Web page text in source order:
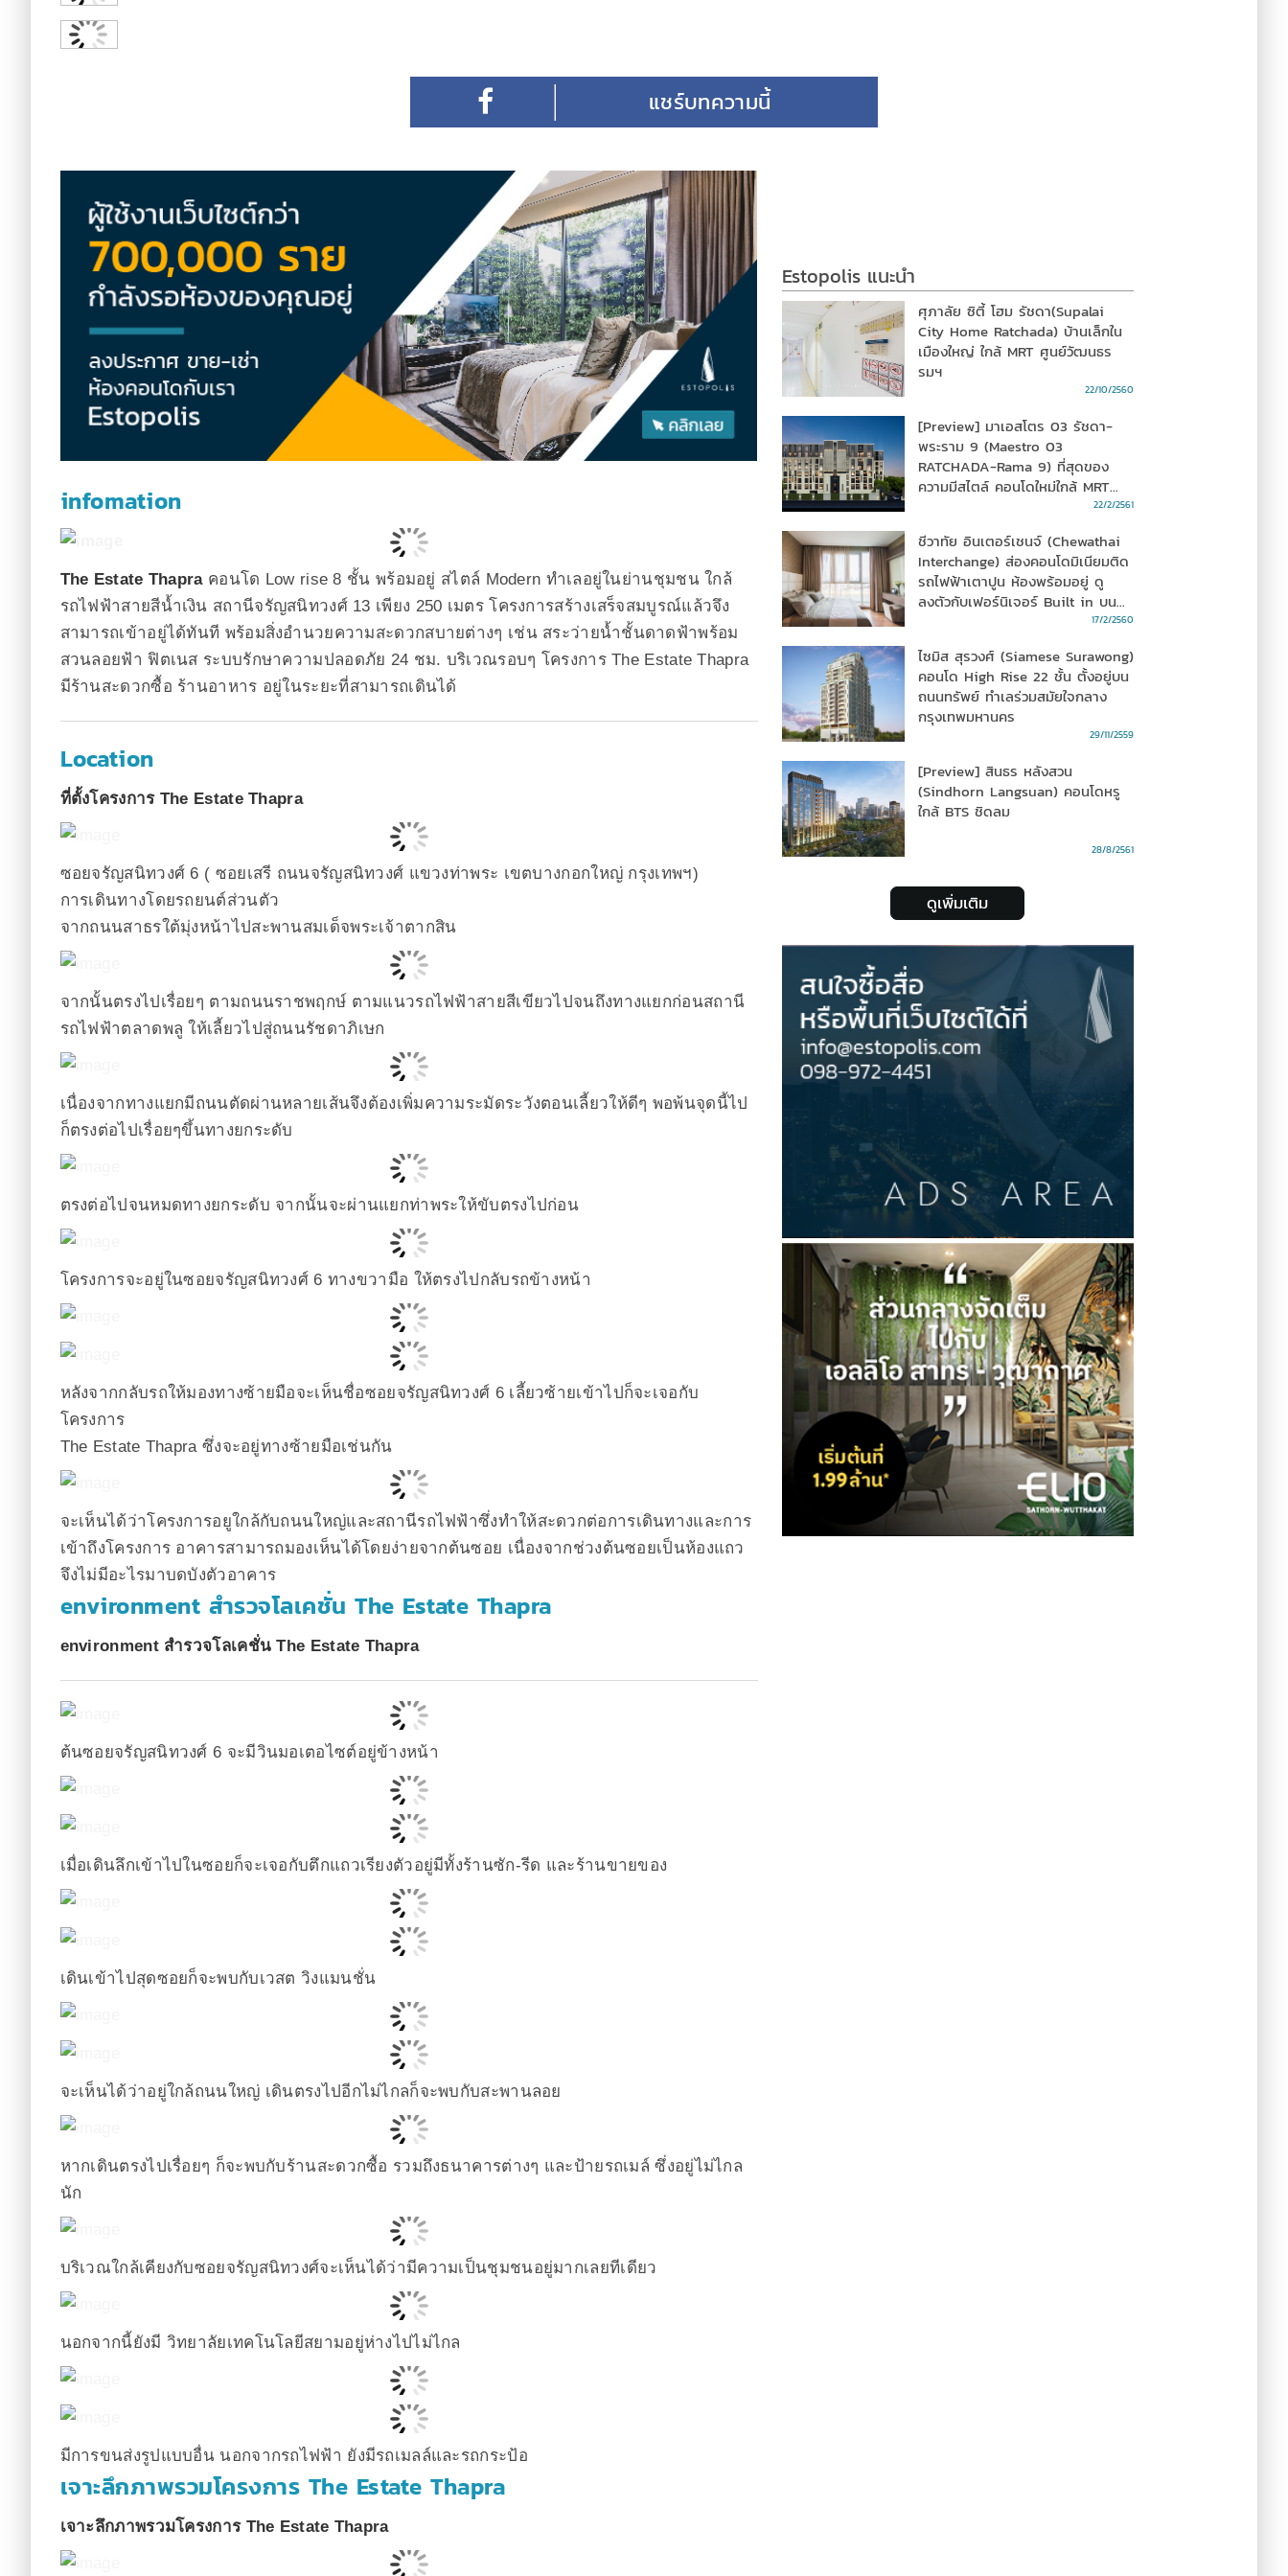
infomation
The Estate Thapraคอนโด Low rise 8 ชั้น พร้อมอยู่ สไตล์ Modern ทำเลอยู่ในย่านชุมชน ใกล้
รถไฟฟ้าสายสีน้ำเงิน สถานีจรัญสนิทวงศ์ 13 เพียง 250 เมตร โครงการสร้างเสร็จสมบูรณ์แล้วจึง
สามารถเข้าอยู่ได้ทันที พร้อมสิ่งอำนวยความสะดวกสบายต่างๆ เช่น สระว่ายน้ำชั้นดาดฟ้าพร้อม
สวนลอยฟ้า ฟิตเนส ระบบรักษาความปลอดภัย 24 ชม. บริเวณรอบๆ โครงการ The Estate Thapra
มีร้านสะดวกซื้อ ร้านอาหาร อยู่ในระยะที่สามารถเดินได้
Location
ที่ตั้งโครงการ The Estate Thapra
ซอยจรัญสนิทวงศ์ 6 ( ซอยเสรี ถนนจรัญสนิทวงศ์ แขวงท่าพระ เขตบางกอกใหญ่ กรุงเทพฯ)
การเดินทางโดยรถยนต์ส่วนตัว
จากถนนสาธรใต้มุ่งหน้าไปสะพานสมเด็จพระเจ้าตากสิน
จากนั้นตรงไปเรื่อยๆ ตามถนนราชพฤกษ์ ตามแนวรถไฟฟ้าสายสีเขียวไปจนถึงทางแยกก่อนสถานี
รถไฟฟ้าตลาดพลู ให้เลี้ยวไปสู่ถนนรัชดาภิเษก
เนื่องจากทางแยกมีถนนตัดผ่านหลายเส้นจึงต้องเพิ่มความระมัดระวังตอนเลี้ยวให้ดีๆ พอพ้นจุดนี้ไป
ก็ตรงต่อไปเรื่อยๆขึ้นทางยกระดับ
ตรงต่อไปจนหมดทางยกระดับ จากนั้นจะผ่านแยกท่าพระให้ขับตรงไปก่อน
โครงการจะอยู่ในซอยจรัญสนิทวงศ์ 6 ทางขวามือ ให้ตรงไปกลับรถข้างหน้า
หลังจากกลับรถให้มองทางซ้ายมือจะเห็นชื่อซอยจรัญสนิทวงศ์ 6 เลี้ยวซ้ายเข้าไปก็จะเจอกับ
โครงการ
The Estate Thapra ซึ่งจะอยู่ทางซ้ายมือเช่นกัน
จะเห็นได้ว่าโครงการอยูใกล้กับถนนใหญ่และสถานีรถไฟฟ้าซึ่งทำให้สะดวกต่อการเดินทางและการ
เข้าถึงโครงการ อาคารสามารถมองเห็นได้โดยง่ายจากต้นซอย เนื่องจากช่วงต้นซอยเป็นห้องแถว
จึงไม่มีอะไรมาบดบังตัวอาคาร
environment สำรวจโลเคชั่น The Estate Thapra
environment สำรวจโลเคชั่น The Estate Thapra
ต้นซอยจรัญสนิทวงศ์ 6 จะมีวินมอเตอไซต์อยู่ข้างหน้า
เมื่อเดินลึกเข้าไปในซอยก็จะเจอกับตึกแถวเรียงตัวอยู่มีทั้งร้านซัก-รีด และร้านขายของ
เดินเข้าไปสุดซอยก็จะพบกับเวสต วิงแมนชั่น
จะเห็นได้ว่าอยู่ใกล้ถนนใหญ่ เดินตรงไปอีกไม่ไกลก็จะพบกับสะพานลอย
หากเดินตรงไปเรื่อยๆ ก็จะพบกับร้านสะดวกซื้อ รวมถึงธนาคารต่างๆ และป้ายรถเมล์ ซึ่งอยู่ไม่ไกล
นัก
บริเวณใกล้เคียงกับซอยจรัญสนิทวงศ์จะเห็นได้ว่ามีความเป็นชุมชนอยู่มากเลยทีเดียว
นอกจากนี้ยังมี วิทยาลัยเทคโนโลยีสยามอยู่ห่างไปไม่ไกล
มีการขนส่งรูปแบบอื่น นอกจากรถไฟฟ้า ยังมีรถเมลล์และรถกระป้อ
เจาะลึกภาพรวมโครงการ The Estate Thapra
เจาะลึกภาพรวมโครงการ The Estate Thapra
Estopolis แนะนำ
ศุภาลัย ซิตี้ โฮม รัชดา(Supalai
City Home Ratchada) บ้านเล็กใน
เมืองใหญ่ ใกล้ MRT ศูนย์วัฒนธร
รมฯ
22/10/2560
[Preview] มาเอสโตร 03 รัชดา-
พระราม 9 (Maestro 03
RATCHADA-Rama 9) ที่สุดของ
ความมีสไตล์ คอนโดใหม่ใกล้ MRT
22/2/2561
ชีวาทัย อินเตอร์เชนจ์ (Chewathai
Interchange) ส่องคอนโดมิเนียมติด
รถไฟฟ้าเตาปูน ห้องพร้อมอยู่ ดู
ลงตัวกับเฟอร์นิเจอร์ Built in บน
17/2/2560
ไซมิส สุรวงศ์ (Siamese Surawong)
คอนโด High Rise 22 ชั้น ตั้งอยู่บน
ถนนทรัพย์ ทำเลร่วมสมัยใจกลาง
กรุงเทพมหานคร
29/11/2559
[Preview] สินธร หลังสวน
(Sindhorn Langsuan) คอนโดหรู
ใกล้ BTS ชิดลม
28/8/2561
ดูเพิ่มเติม